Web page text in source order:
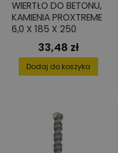
WIERTŁO DO BETONU,
KAMIENIA PROXTREME
6,0 X 185 X 250
Cena
33,48 zł
Dodaj do koszyka